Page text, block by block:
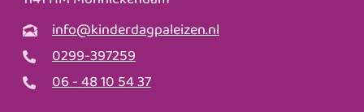
info@kinderdagpaleizen.nl
0299-397259
06 - 48 10 54 37